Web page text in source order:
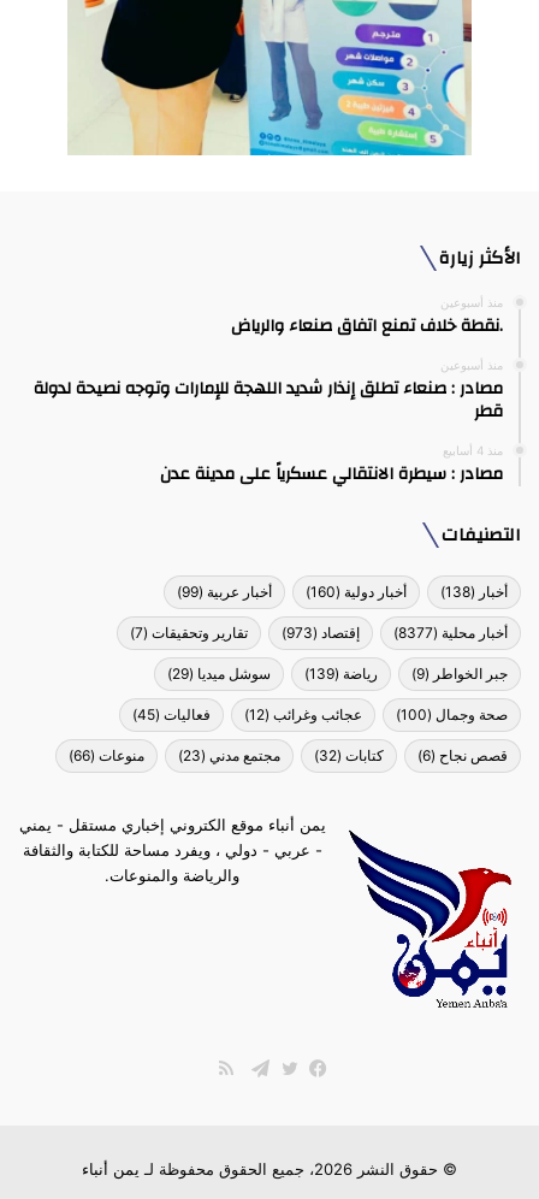
الأكثر زيارة
منذ أسبوعين
.نقطة خلاف تمنع اتفاق صنعاء والرياض
منذ أسبوعين
مصادر : صنعاء تطلق إنذار شديد اللهجة للإمارات وتوجه نصيحة لدولة
قطر
منذ 4 أسابيع
مصادر : سيطرة الانتقالي عسكرياً على مدينة عدن
التصنيفات
أخبار (138) أخبار دولية (160) أخبار عربية (99)
أخبار محلية (8377) إقتصاد (973) تقارير وتحقيقات (7)
جبر الخواطر (9) رياضة (139) سوشل ميديا (29)
صحة وجمال (100) عجائب وغرائب (12) فعاليات (45)
قصص نجاح (6) كتابات (32) مجتمع مدني (23) منوعات (66)
يمن أنباء موقع الكتروني إخباري مستقل - يمني
- عربي - دولي ، ويفرد مساحة للكتابة والثقافة
والرياضة والمنوعات.
© حقوق النشر 2026، جميع الحقوق محفوظة لـ
يمن أنباء